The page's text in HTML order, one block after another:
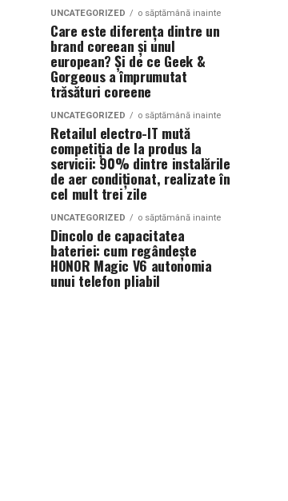
UNCATEGORIZED o săptămână inainte
Care este diferența dintre un
brand coreean și unul
european? Și de ce Geek &
Gorgeous a împrumutat
trăsături coreene
UNCATEGORIZED o săptămână inainte
Retailul electro-IT mută
competiția de la produs la
servicii: 90% dintre instalările
de aer condiționat, realizate în
cel mult trei zile
UNCATEGORIZED o săptămână inainte
Dincolo de capacitatea
bateriei: cum regândește
HONOR Magic V6 autonomia
unui telefon pliabil